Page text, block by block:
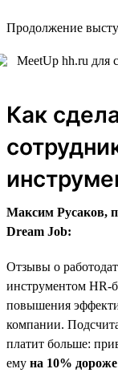
Продолжение
Как
Максим Русаков,
Dream Job:
Отзывы о
инструментом HR-
повышения
компании.
платит больше:
ему на 10% дороже